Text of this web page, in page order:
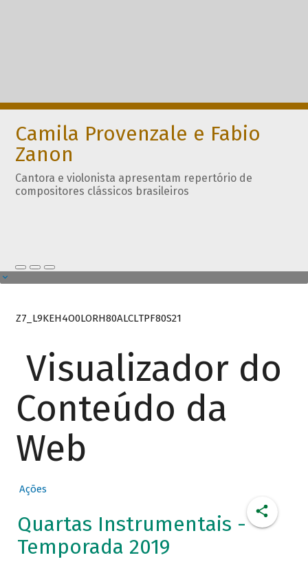
Camila Provenzale e Fabio
Zanon
Cantora e violonista apresentam repertório de
compositores clássicos brasileiros
Z7_L9KEH4O0LORH80ALCLTPF80S21
Visualizador do
Conteúdo da
Web
Ações
Quartas Instrumentais -
Temporada 2019